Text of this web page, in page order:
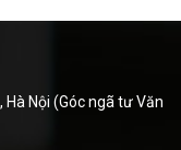
Hà Nội (Góc ngã tư Văn